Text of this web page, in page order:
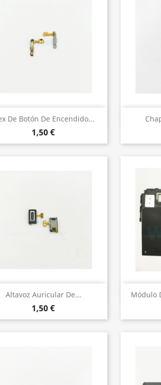
De Botón De Encendido...
1,50 €
Vista rápida
Altavoz Auricular De...
1,50 €
Vista rápida Módulo